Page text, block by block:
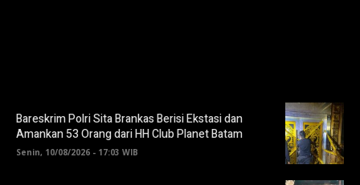
Bareskrim Polri Sita Brankas Berisi Ekstasi dan
Amankan 53 Orang dari HH Club Planet Batam
Senin, 10/08/2026 - 17:03 WIB